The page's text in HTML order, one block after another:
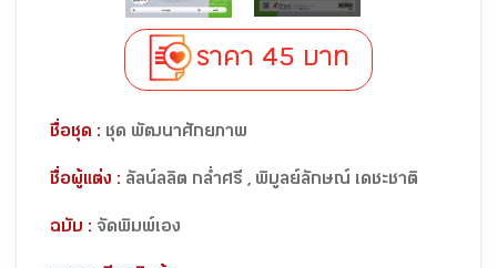
ราคา 45 บาท
ชื่อชุด : ชุด พัฒนาศักยภาพ
ชื่อผู้แต่ง : ลัลน์ลลิต กล่ำศรี , พิบูลย์ลักษณ์ เดชะชาติ
ฉบับ : จัดพิมพ์เอง